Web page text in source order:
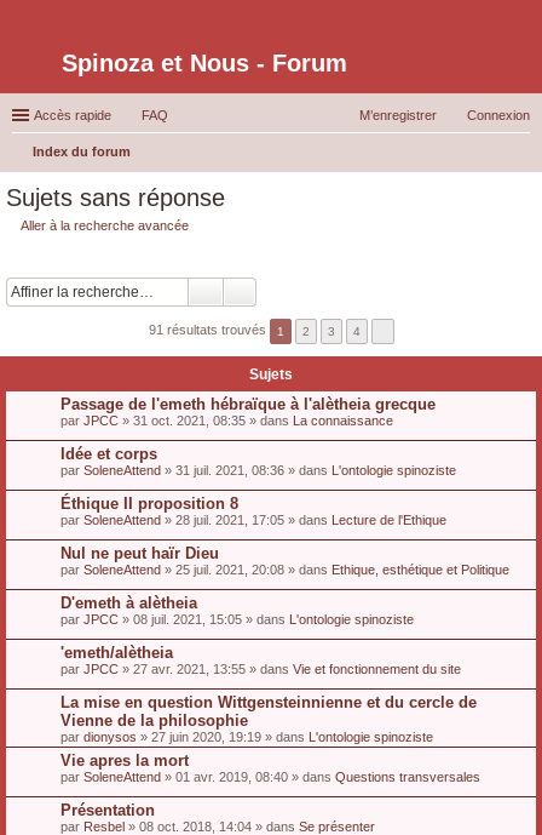
Spinoza et Nous - Forum
Accès rapide FAQ Connexion
M’enregistrer
Index du forum
Sujets sans réponse
Aller à la recherche avancée
91 résultats trouvés 1 2 3 4
Sujets
Passage de l'emeth hébraïque à l'alètheia grecque
par JPCC » 31 oct. 2021, 08:35 » dans La connaissance
Idée et corps
par SoleneAttend » 31 juil. 2021, 08:36 » dans L'ontologie spinoziste
Éthique II proposition 8
par SoleneAttend » 28 juil. 2021, 17:05 » dans Lecture de l'Ethique
Nul ne peut haïr Dieu
par SoleneAttend » 25 juil. 2021, 20:08 » dans Ethique, esthétique et Politique
D'emeth à alètheia
par JPCC » 08 juil. 2021, 15:05 » dans L'ontologie spinoziste
'emeth/alètheia
par JPCC » 27 avr. 2021, 13:55 » dans Vie et fonctionnement du site
La mise en question Wittgensteinnienne et du cercle de
Vienne de la philosophie
par dionysos » 27 juin 2020, 19:19 » dans L'ontologie spinoziste
Vie apres la mort
par SoleneAttend » 01 avr. 2019, 08:40 » dans Questions transversales
Présentation
par Resbel » 08 oct. 2018, 14:04 » dans Se présenter